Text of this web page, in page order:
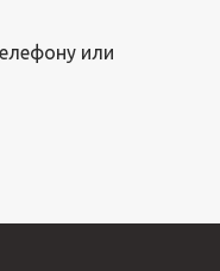
или